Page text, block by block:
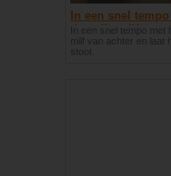
In een snel
de geile milf
In een snel tempo met
milf van achter en laat